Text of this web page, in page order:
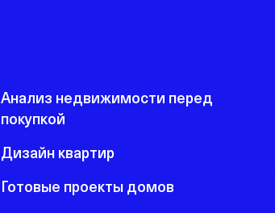
Анализ недвижимости перед
покупкой
Дизайн квартир
Готовые проекты домов